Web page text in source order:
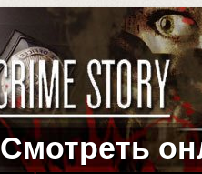
Смотреть